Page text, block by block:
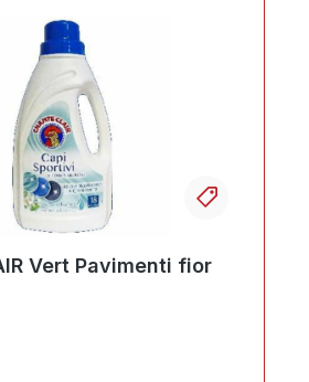
ist voll
Vert Pavimenti fior